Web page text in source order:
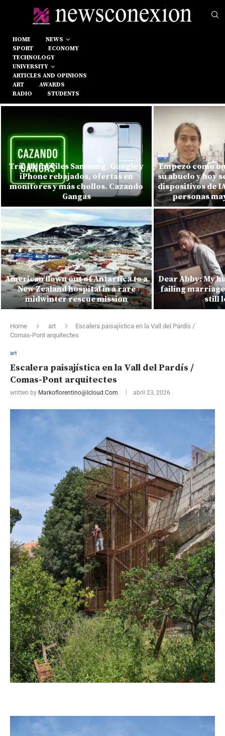
HOME
NEWS
SPORT
ECONOMY
TECHNOLOGY
UNIVERSITY
ARTICLES AND OPINIONS
ART
AWARDS
RADIO
STUDENTS
Trío de móviles Samsung, Google y
iPhone rebajados, ofertas en
monitores y más chollos. Cazando
Gangas
American flown out of Antartica to a
New Zealand hospital in a rare
midwinter rescue mission
Empezó como
su abuelo y hoy
dispositivos de
personas
Dear Abby: My
failing
still
Home art
Escalera paisajística en la Vall del Pardís /
Comas-Pont arquitectes
art
Escalera paisajística en la Vall del Pardís /
Comas-Pont arquitectes
written by Markoflorentino@icloud.com abril 23, 2026